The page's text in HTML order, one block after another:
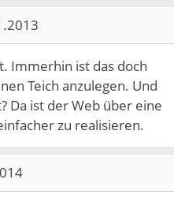
Immerhin ist das doch
Teich anzulegen. Und
Da ist der Web über eine
zu realisieren.